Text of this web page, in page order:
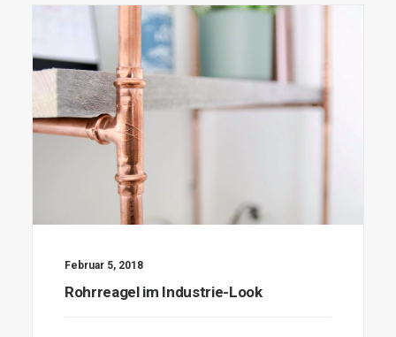
Februar 5, 2018
Rohrreagel im Industrie-Look